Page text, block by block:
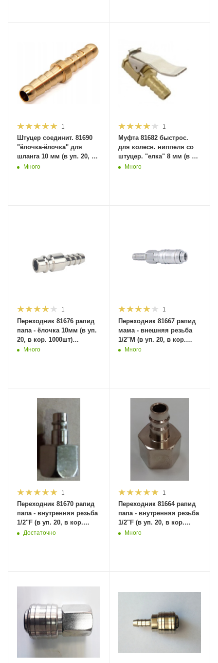
1
Штуцер соединит. 81690
"ёлочка-ёлочка" для
шланга 10 мм (в уп. 20, в
кор. 1000шт) MaxiTool
Много
1
Муфта 81682 быстрос.
для колесн. ниппеля со
штуцер. "елка" 8 мм (в уп.
20, в кор. 1000шт)
Много
1
Переходник 81676 рапид
папа - ёлочка 10мм (в уп.
20, в кор. 1000шт)
MaxiTool
Много
1
Переходник 81667 рапид
мама - внешняя резьба
1/2"M (в уп. 20, в кор.
1000шт) MaxiTool
Много
1
Переходник 81670 рапид
папа - внутренняя резьба
1/2"F (в уп. 20, в кор.
1000шт) MaxiTool
Достаточно
1
Переходник 81664 рапид
папа - внутренняя резьба
1/2"F (в уп. 20, в кор.
1000шт) MaxiTool
Много